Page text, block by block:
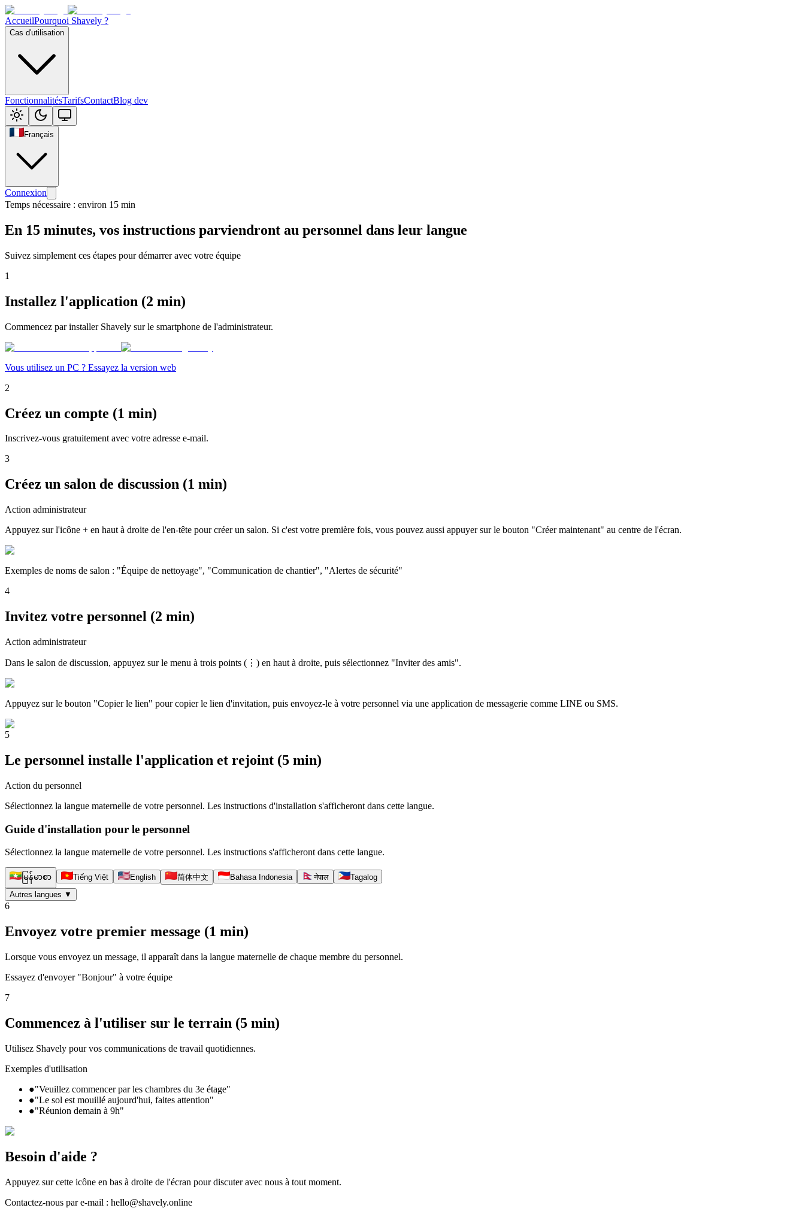
AccueilPourquoi Shavely ?
Cas d'utilisation
FonctionnalitésTarifsContactBlog dev
Français
Connexion
Temps nécessaire : environ 15 min
En 15 minutes, vos instructions parviendront au personnel dans leur langue
Suivez simplement ces étapes pour démarrer avec votre équipe
1
Installez l'application (2 min)
Commencez par installer Shavely sur le smartphone de l'administrateur.
Vous utilisez un PC ? Essayez la version web
2
Créez un compte (1 min)
Inscrivez-vous gratuitement avec votre adresse e-mail.
3
Créez un salon de discussion (1 min)
Action administrateur
Appuyez sur l'icône + en haut à droite de l'en-tête pour créer un salon. Si c'est votre première fois, vous pouvez aussi appuyer sur le bouton "Créer maintenant" au centre de l'écran.
Exemples de noms de salon : "Équipe de nettoyage", "Communication de chantier", "Alertes de sécurité"
4
Invitez votre personnel (2 min)
Action administrateur
Dans le salon de discussion, appuyez sur le menu à trois points (⋮) en haut à droite, puis sélectionnez "Inviter des amis".
Appuyez sur le bouton "Copier le lien" pour copier le lien d'invitation, puis envoyez-le à votre personnel via une application de messagerie comme LINE ou SMS.
5
Le personnel installe l'application et rejoint (5 min)
Action du personnel
Sélectionnez la langue maternelle de votre personnel. Les instructions d'installation s'afficheront dans cette langue.
Guide d'installation pour le personnel
Sélectionnez la langue maternelle de votre personnel. Les instructions s'afficheront dans cette langue.
မြန်မာစာ Tiếng Việt English 简体中文 Bahasa Indonesia नेपाल
Tagalog
Autres langues ▼
6
Envoyez votre premier message (1 min)
Lorsque vous envoyez un message, il apparaît dans la langue maternelle de chaque membre du personnel.
Essayez d'envoyer "Bonjour" à votre équipe
7
Commencez à l'utiliser sur le terrain (5 min)
Utilisez Shavely pour vos communications de travail quotidiennes.
Exemples d'utilisation
●"Veuillez commencer par les chambres du 3e étage"
●"Le sol est mouillé aujourd'hui, faites attention"
●"Réunion demain à 9h"
Besoin d'aide ?
Appuyez sur cette icône en bas à droite de l'écran pour discuter avec nous à tout moment.
Contactez-nous par e-mail : hello@shavely.online